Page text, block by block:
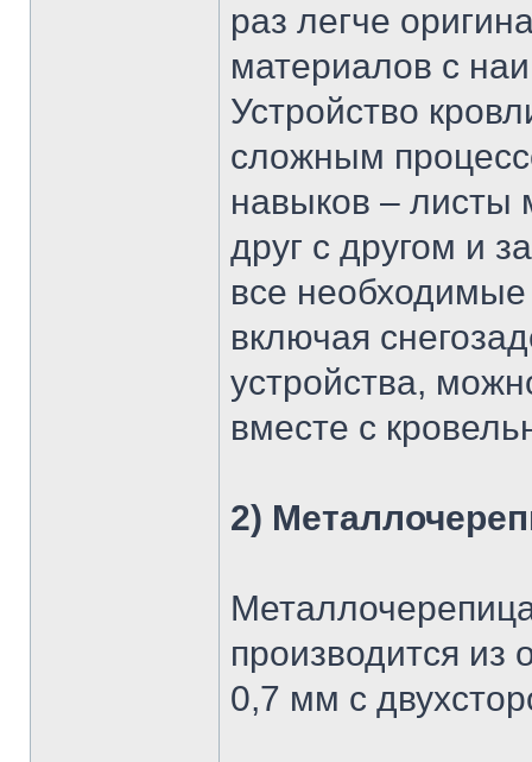
раз легче
материалов с
Устройство
сложным
навыков – листы
друг с другом и
все необходимые
включая
устройства,
вместе с
2)
производится из
0,7 мм с